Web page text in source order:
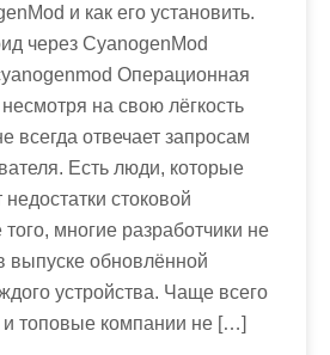
и как его установить.
через CyanogenMod
Операционная
на свою лёгкость
всегда отвечает запросам
Есть люди, которые
стоковой
многие разработчики не
выпуске обновлённой
устройства. Чаще всего
и топовые компании не […]